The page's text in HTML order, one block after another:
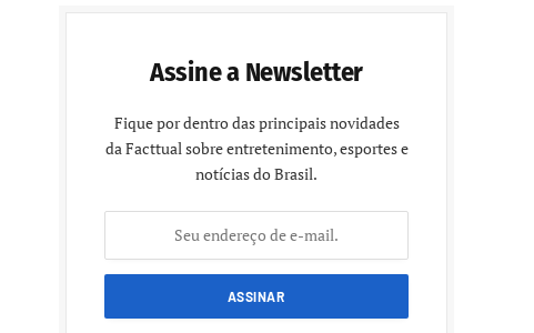
Assine a Newsletter
Fique por dentro das principais novidades
da Facttual sobre entretenimento, esportes e
notícias do Brasil.